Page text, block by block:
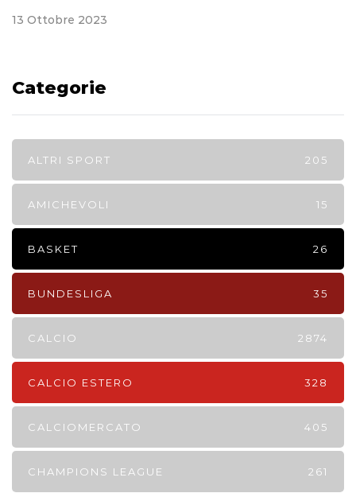
13 Ottobre 2023
Categorie
ALTRI SPORT 205
AMICHEVOLI 15
BASKET 26
BUNDESLIGA 35
CALCIO 2874
CALCIO ESTERO 328
CALCIOMERCATO 405
CHAMPIONS LEAGUE 261